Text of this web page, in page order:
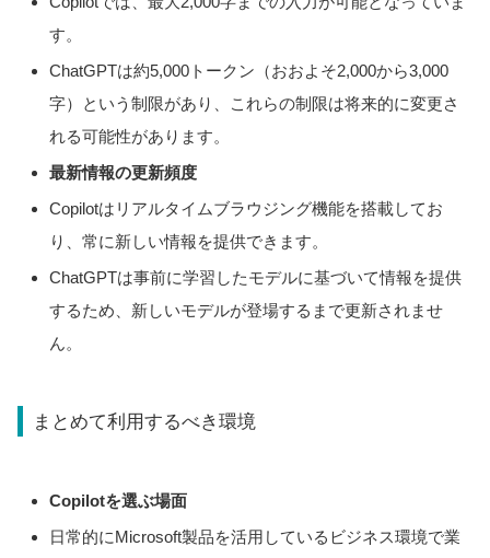
す。
ChatGPTは約5,000トークン（おおよそ2,000から3,000
字）という制限があり、これらの制限は将来的に変更さ
れる可能性があります。
最新情報の更新頻度
Copilotはリアルタイムブラウジング機能を搭載してお
り、常に新しい情報を提供できます。
ChatGPTは事前に学習したモデルに基づいて情報を提供
するため、新しいモデルが登場するまで更新されませ
ん。
まとめて利用するべき環境
Copilotを選ぶ場面
日常的にMicrosoft製品を活用しているビジネス環境で業